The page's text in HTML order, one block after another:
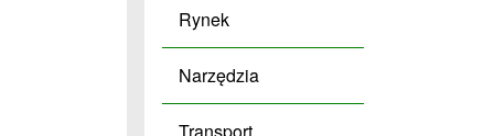
Rynek
Narzędzia